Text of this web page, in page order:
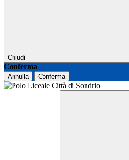
Chiudi
Conferma
Annulla Conferma